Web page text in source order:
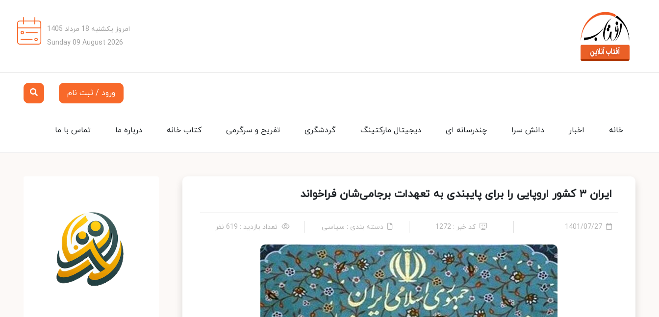
امروز یکشنبه 18 مرداد 1405
Sunday 09 August 2026
ورود / ثبت نام
تماس با ما درباره ما کتاب خانه تفریح و سرگرمی گردشگری دیجیتال مارکتینگ چندرسانه ای دانش سرا اخبار خانه
ایران ۳ کشور اروپایی را برای پایبندی به تعهدات برجامی‌شان فراخواند
1401/07/27 کد خبر : 1272 دسته بندی : سیاسی تعداد بازدید : 619 نفر